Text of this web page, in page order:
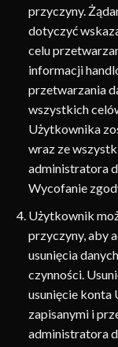
przyczyny.
dotyczyć
celu
informacji
przetwarzania
wszystkich
Użytkownika
wraz ze
administratora
Wycofanie
Użytkownik
przyczyny, aby
usunięcia
czynności.
usunięcie konta
zapisanymi i
administratora